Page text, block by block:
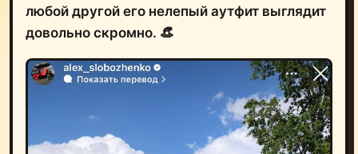
любой другой его нелепый аутфит выглядит
довольно скромно. 👒